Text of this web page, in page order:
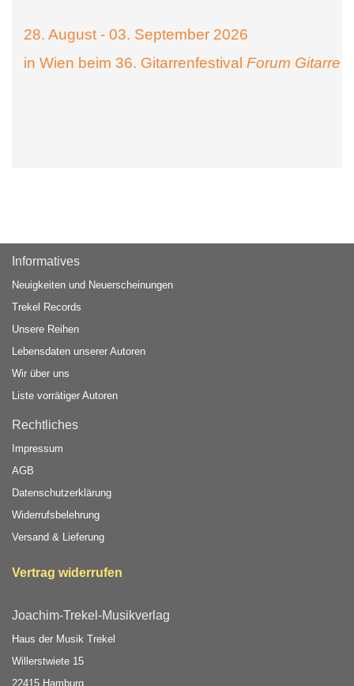
28. August - 03. September 2026
in Wien beim 36. Gitarrenfestival Forum Gitarre
Informatives
Neuigkeiten und Neuerscheinungen
Trekel Records
Unsere Reihen
Lebensdaten unserer Autoren
Wir über uns
Liste vorrätiger Autoren
Rechtliches
Impressum
AGB
Datenschutzerklärung
Widerrufsbelehrung
Versand & Lieferung
Vertrag widerrufen
Joachim-Trekel-Musikverlag
Haus der Musik Trekel
Willerstwiete 15
22415 Hamburg